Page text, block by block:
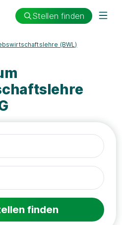
Stellen finden
(BWL)
finden